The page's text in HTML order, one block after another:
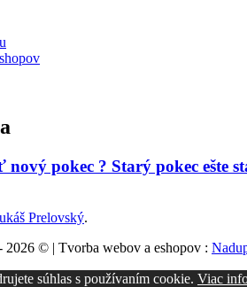
pokec ? Starý pokec ešte
Prelovský.
2026 © | Tvorba webov a eshopov :
súhlas s používaním cookie. Viac